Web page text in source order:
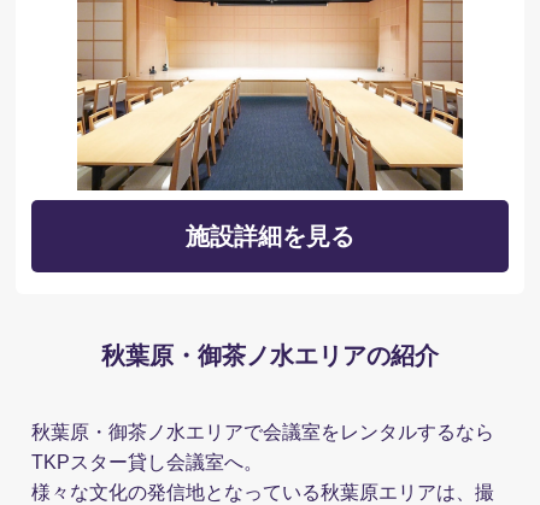
施設詳細を見る
秋葉原・御茶ノ水エリアの紹介
秋葉原・御茶ノ水エリアで会議室をレンタルするなら
TKPスター貸し会議室へ。
様々な文化の発信地となっている秋葉原エリアは、撮